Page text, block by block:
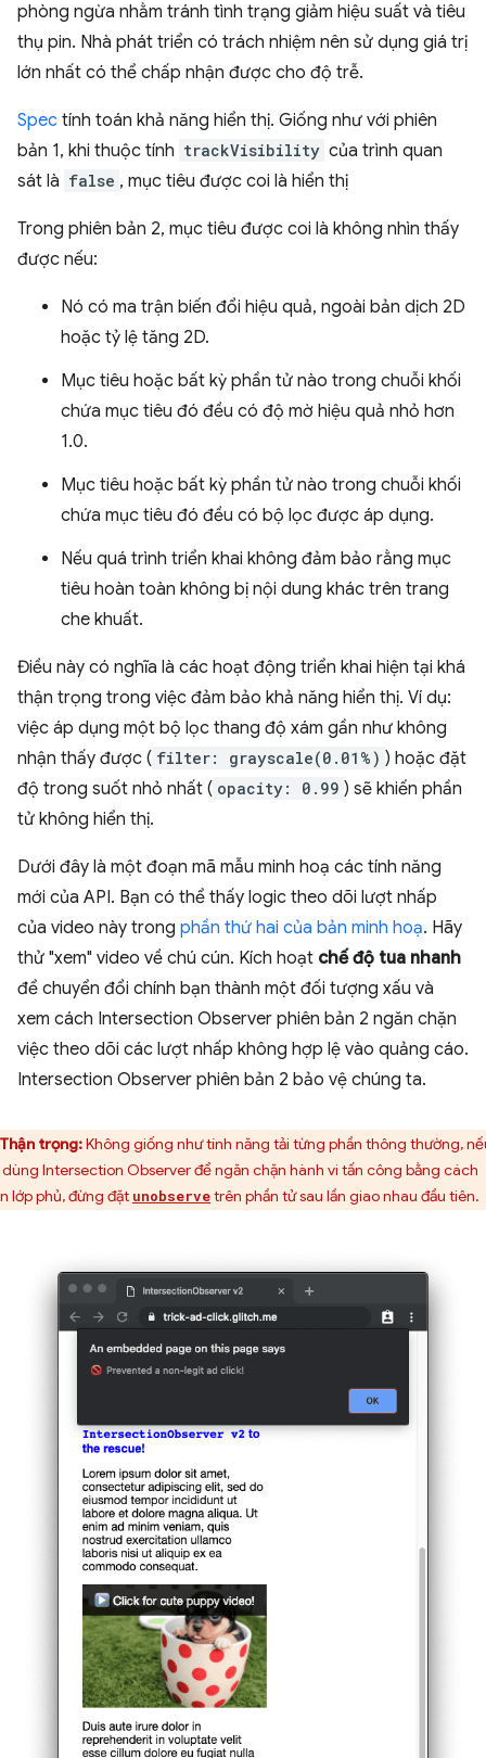
phòng ngừa nhằm tránh tình trạng giảm hiệu suất và tiêu
thụ pin. Nhà phát triển có trách nhiệm nên sử dụng giá trị
lớn nhất có thể chấp nhận được cho độ trễ.
Spec tính toán khả năng hiển thị. Giống như với phiên
bản 1, khi thuộc tính trackVisibility của trình quan
sát là false , mục tiêu được coi là hiển thị
Trong phiên bản 2, mục tiêu được coi là không nhìn thấy
được nếu:
Nó có ma trận biến đổi hiệu quả, ngoài bản dịch 2D
hoặc tỷ lệ tăng 2D.
Mục tiêu hoặc bất kỳ phần tử nào trong chuỗi khối
chứa mục tiêu đó đều có độ mờ hiệu quả nhỏ hơn
1.0.
Mục tiêu hoặc bất kỳ phần tử nào trong chuỗi khối
chứa mục tiêu đó đều có bộ lọc được áp dụng.
Nếu quá trình triển khai không đảm bảo rằng mục
tiêu hoàn toàn không bị nội dung khác trên trang
che khuất.
Điều này có nghĩa là các hoạt động triển khai hiện tại khá
thận trọng trong việc đảm bảo khả năng hiển thị. Ví dụ:
việc áp dụng một bộ lọc thang độ xám gần như không
nhận thấy được ( filter: grayscale(0.01%) ) hoặc đặt
độ trong suốt nhỏ nhất ( opacity: 0.99 ) sẽ khiến phần
tử không hiển thị.
Dưới đây là một đoạn mã mẫu minh hoạ các tính năng
mới của API. Bạn có thể thấy logic theo dõi lượt nhấp
của video này trong phần thứ hai của bản minh hoạ. Hãy
thử "xem" video về chú cún. Kích hoạt chế độ tua nhanh
để chuyển đổi chính bạn thành một đối tượng xấu và
xem cách Intersection Observer phiên bản 2 ngăn chặn
việc theo dõi các lượt nhấp không hợp lệ vào quảng cáo.
Intersection Observer phiên bản 2 bảo vệ chúng ta.
Thận trọng:Không giống như tính năng tải từng phần thông thường,
dùng Intersection Observer để ngăn chặn hành vi tấn công bằng cách
lớp phủ, đừng đặt unobservetrên phần tử sau lần giao nhau đầu tiên.